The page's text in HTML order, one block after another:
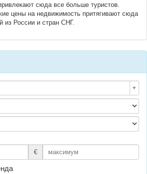
сюда все больше туристов.
цены на недвижимость притягивают сюда
из России и стран СНГ.
€